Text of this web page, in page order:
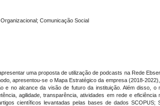
Comunicação Social
uma proposta de utilização de podcasts na Rede
apresentou-se o Mapa Estratégico da empresa (2018-
e no alcance da visão de futuro da instituição. Além disso,
agilidade, transparência, atividades em rede e
científicos levantadas pelas bases de dados